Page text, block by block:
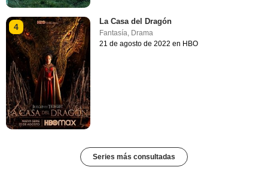
4
La Casa del Dragón
Fantasía Drama
21 de agosto de 2022 en HBO
Series más consultadas